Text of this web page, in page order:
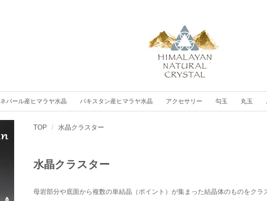
ネパール産ヒマラヤ水晶 パキスタン産ヒマラヤ水晶 アクセサリー 勾玉 丸玉
TOP 水晶クラスター
水晶クラスター
母岩部分や底面から複数の単結晶（ポイント）が集まった結晶体のものをクラ